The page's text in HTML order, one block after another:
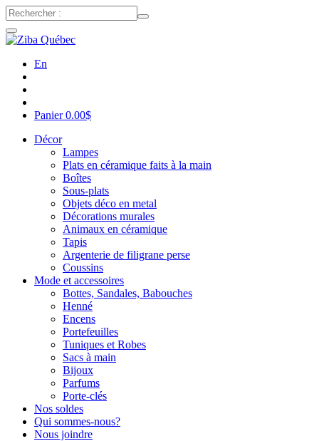
En
Panier0.00$
Décor
Lampes
Plats en céramique faits à la main
Boîtes
Sous-plats
Objets déco en metal
Décorations murales
Animaux en céramique
Tapis
Argenterie de filigrane perse
Coussins
Mode et accessoires
Bottes, Sandales, Babouches
Henné
Encens
Portefeuilles
Tuniques et Robes
Sacs à main
Bijoux
Parfums
Porte-clés
Nos soldes
Qui sommes-nous?
Nous joindre